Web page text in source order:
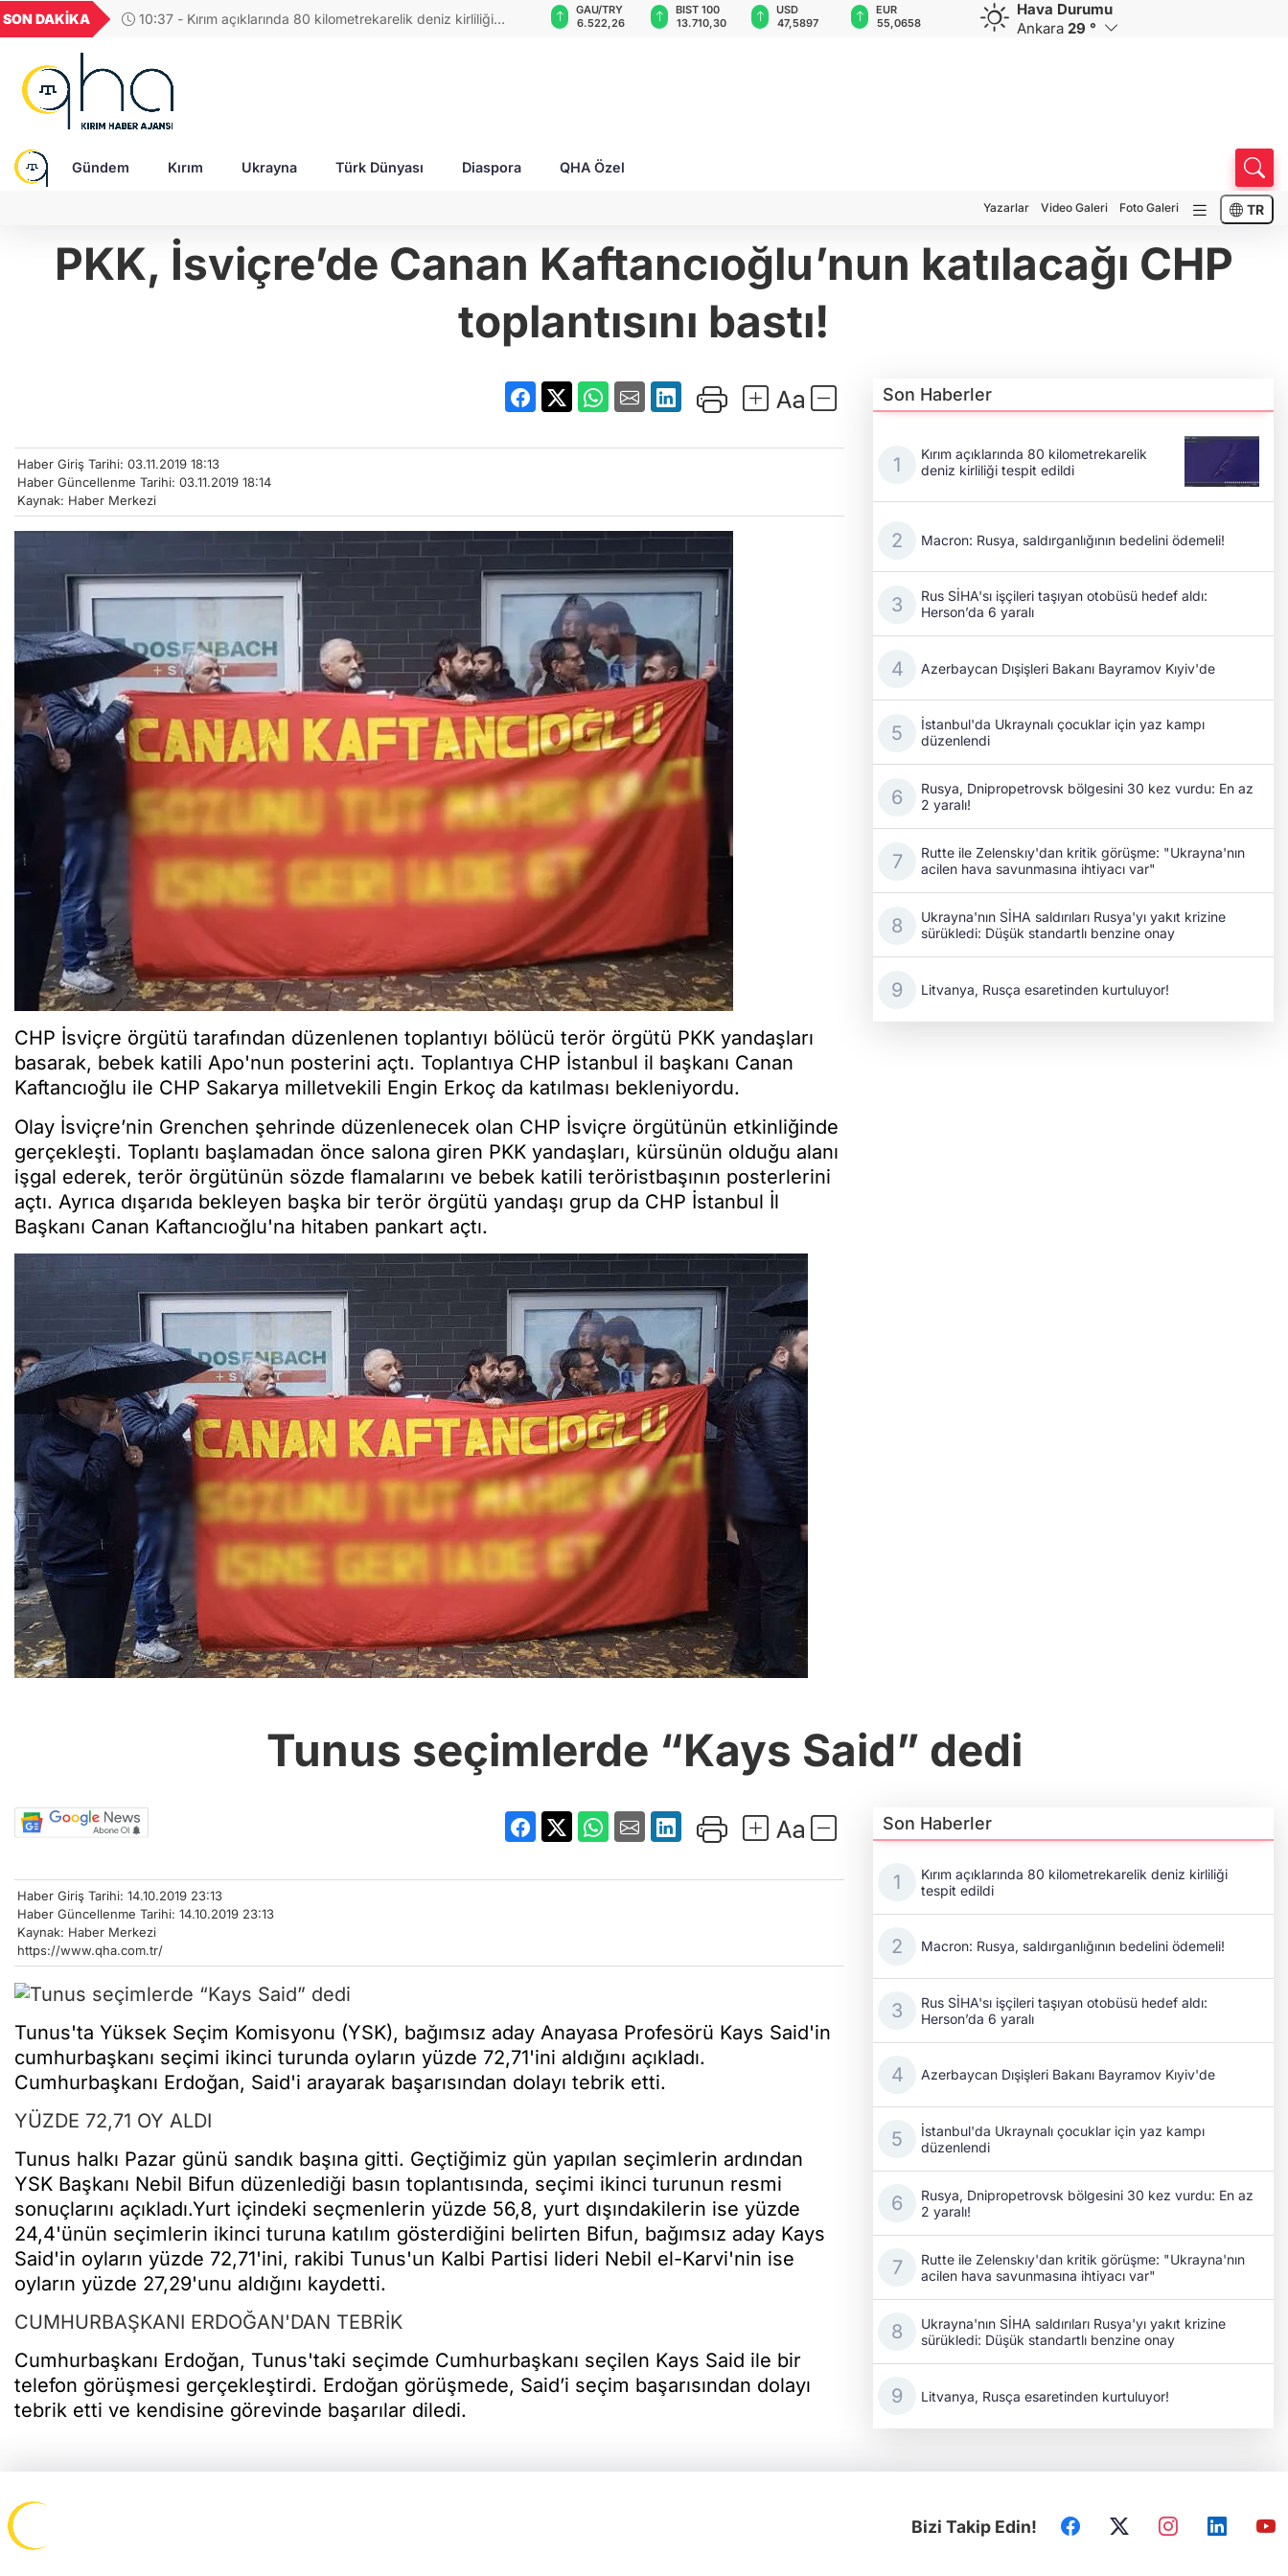
SON DAKİKA 10:46 - Macron: Rusya, saldırganlığının bedelini ödemeli!
GEL
18,1987
16,2478
28,0626
0,0018
6.522,26
BIST 100
13.710,30
USD
47,5897
EUR
55,0658
GBP
64,1997
CHF
58,8505
CAD
33,9582
Hava Durumu
Ankara 29 °
Gündem Kırım Ukrayna Türk Dünyası Diaspora QHA Özel
Yazarlar Video Galeri Foto Galeri TR
PKK, İsviçre’de Canan Kaftancıoğlu’nun katılacağı CHP
toplantısını bastı!
Haber Giriş Tarihi: 03.11.2019 18:13
Haber Güncellenme Tarihi: 03.11.2019 18:14
Kaynak: Haber Merkezi
CHP İsviçre örgütü tarafından düzenlenen toplantıyı bölücü terör örgütü PKK yandaşları
basarak, bebek katili Apo'nun posterini açtı. Toplantıya CHP İstanbul il başkanı Canan
Kaftancıoğlu ile CHP Sakarya milletvekili Engin Erkoç da katılması bekleniyordu.
Olay İsviçre’nin Grenchen şehrinde düzenlenecek olan CHP İsviçre örgütünün etkinliğinde
gerçekleşti. Toplantı başlamadan önce salona giren PKK yandaşları, kürsünün olduğu alanı
işgal ederek, terör örgütünün sözde flamalarını ve bebek katili teröristbaşının posterlerini
açtı. Ayrıca dışarıda bekleyen başka bir terör örgütü yandaşı grup da CHP İstanbul İl
Başkanı Canan Kaftancıoğlu'na hitaben pankart açtı.
Son Haberler
Kırım açıklarında 80 kilometrekarelik
deniz kirliliği tespit edildi
Macron: Rusya, saldırganlığının bedelini ödemeli!
Rus SİHA'sı işçileri taşıyan otobüsü hedef aldı:
Herson’da 6 yaralı
Azerbaycan Dışişleri Bakanı Bayramov Kıyiv'de
İstanbul'da Ukraynalı çocuklar için yaz kampı
düzenlendi
Rusya, Dnipropetrovsk bölgesini 30 kez vurdu: En az
2 yaralı!
Rutte ile Zelenskıy'dan kritik görüşme: "Ukrayna'nın
acilen hava savunmasına ihtiyacı var"
Ukrayna'nın SİHA saldırıları Rusya'yı yakıt krizine
sürükledi: Düşük standartlı benzine onay
Litvanya, Rusça esaretinden kurtuluyor!
Tunus seçimlerde “Kays Said” dedi
Haber Giriş Tarihi: 14.10.2019 23:13
Haber Güncellenme Tarihi: 14.10.2019 23:13
Kaynak: Haber Merkezi
https://www.qha.com.tr/
Tunus'ta Yüksek Seçim Komisyonu (YSK), bağımsız aday Anayasa Profesörü Kays Said'in
cumhurbaşkanı seçimi ikinci turunda oyların yüzde 72,71'ini aldığını açıkladı.
Cumhurbaşkanı Erdoğan, Said'i arayarak başarısından dolayı tebrik etti.
YÜZDE 72,71 OY ALDI
Tunus halkı Pazar günü sandık başına gitti. Geçtiğimiz gün yapılan seçimlerin ardından
YSK Başkanı Nebil Bifun düzenlediği basın toplantısında, seçimi ikinci turunun resmi
sonuçlarını açıkladı.Yurt içindeki seçmenlerin yüzde 56,8, yurt dışındakilerin ise yüzde
24,4'ünün seçimlerin ikinci turuna katılım gösterdiğini belirten Bifun, bağımsız aday Kays
Said'in oyların yüzde 72,71'ini, rakibi Tunus'un Kalbi Partisi lideri Nebil el-Karvi'nin ise
oyların yüzde 27,29'unu aldığını kaydetti.
CUMHURBAŞKANI ERDOĞAN'DAN TEBRİK
Cumhurbaşkanı Erdoğan, Tunus'taki seçimde Cumhurbaşkanı seçilen Kays Said ile bir
telefon görüşmesi gerçekleştirdi. Erdoğan görüşmede, Said’i seçim başarısından dolayı
tebrik etti ve kendisine görevinde başarılar diledi.
Son Haberler
Kırım açıklarında 80 kilometrekarelik deniz kirliliği
tespit edildi
Macron: Rusya, saldırganlığının bedelini ödemeli!
Rus SİHA'sı işçileri taşıyan otobüsü hedef aldı:
Herson’da 6 yaralı
Azerbaycan Dışişleri Bakanı Bayramov Kıyiv'de
İstanbul'da Ukraynalı çocuklar için yaz kampı
düzenlendi
Rusya, Dnipropetrovsk bölgesini 30 kez vurdu: En az
2 yaralı!
Rutte ile Zelenskıy'dan kritik görüşme: "Ukrayna'nın
acilen hava savunmasına ihtiyacı var"
Ukrayna'nın SİHA saldırıları Rusya'yı yakıt krizine
sürükledi: Düşük standartlı benzine onay
Litvanya, Rusça esaretinden kurtuluyor!
Bizi Takip Edin!